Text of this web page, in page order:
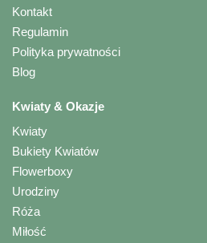
Kontakt
Regulamin
Polityka prywatności
Blog
Kwiaty & Okazje
Kwiaty
Bukiety Kwiatów
Flowerboxy
Urodziny
Róża
Miłość